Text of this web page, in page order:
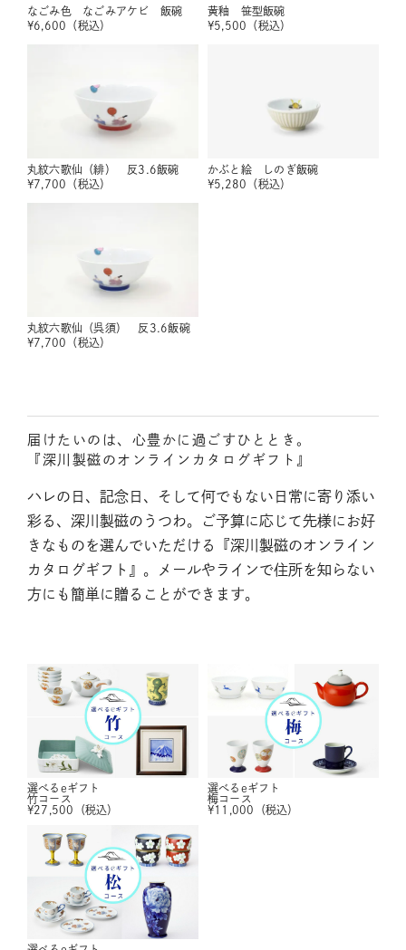
なごみ色 なごみアケビ 飯碗
¥6,600 （税込）
黄釉 笹型飯碗
¥5,500 （税込）
丸紋六歌仙（緋） 反3.6飯碗
¥7,700 （税込）
かぶと絵 しのぎ飯碗
¥5,280 （税込）
丸紋六歌仙（呉須） 反3.6飯碗
¥7,700 （税込）
届けたいのは、心豊かに過ごすひととき。
『深川製磁のオンラインカタログギフト』
ハレの日、記念日、そして何でもない日常に寄り添い
彩る、深川製磁のうつわ。ご予算に応じて先様にお好
きなものを選んでいただける『深川製磁のオンライン
カタログギフト』。メールやラインで住所を知らない
方にも簡単に贈ることができます。
選べるeギフト
竹コース
¥27,500 （税込）
選べるeギフト
梅コース
¥11,000 （税込）